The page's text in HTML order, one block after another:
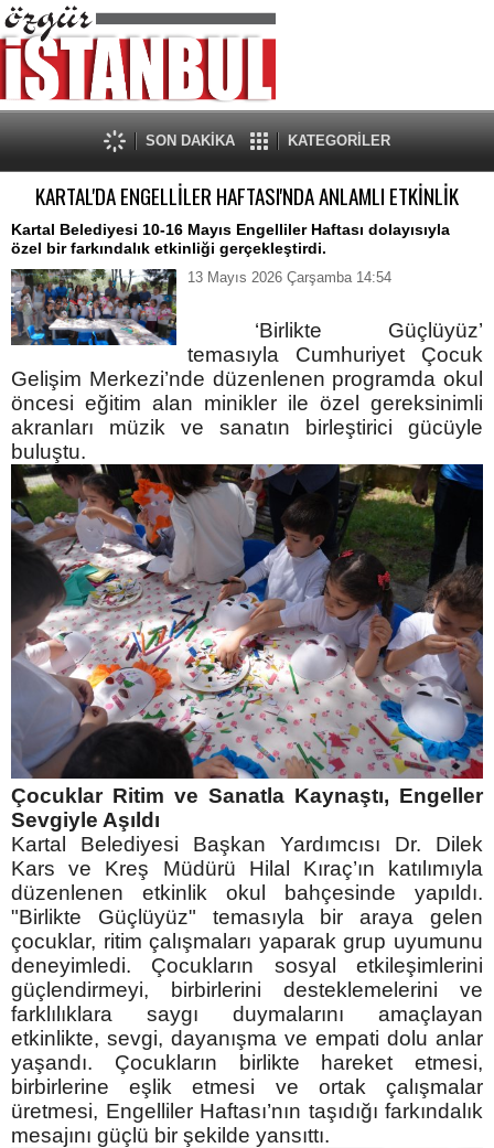
SON DAKİKA KATEGORİLER
KARTAL'DA ENGELLİLER HAFTASI'NDA ANLAMLI ETKİNLİK
Kartal Belediyesi 10-16 Mayıs Engelliler Haftası dolayısıyla
özel bir farkındalık etkinliği gerçekleştirdi.
13 Mayıs 2026 Çarşamba 14:54
‘Birlikte Güçlüyüz’
temasıyla Cumhuriyet Çocuk
Gelişim Merkezi’nde düzenlenen programda okul
öncesi eğitim alan minikler ile özel gereksinimli
akranları müzik ve sanatın birleştirici gücüyle
buluştu.
Çocuklar Ritim ve Sanatla Kaynaştı, Engeller
Sevgiyle Aşıldı
Kartal Belediyesi Başkan Yardımcısı Dr. Dilek
Kars ve Kreş Müdürü Hilal Kıraç’ın katılımıyla
düzenlenen etkinlik okul bahçesinde yapıldı.
"Birlikte Güçlüyüz" temasıyla bir araya gelen
çocuklar, ritim çalışmaları yaparak grup uyumunu
deneyimledi. Çocukların sosyal etkileşimlerini
güçlendirmeyi, birbirlerini desteklemelerini ve
farklılıklara saygı duymalarını amaçlayan
etkinlikte, sevgi, dayanışma ve empati dolu anlar
yaşandı. Çocukların birlikte hareket etmesi,
birbirlerine eşlik etmesi ve ortak çalışmalar
üretmesi, Engelliler Haftası’nın taşıdığı farkındalık
mesajını güçlü bir şekilde yansıttı.